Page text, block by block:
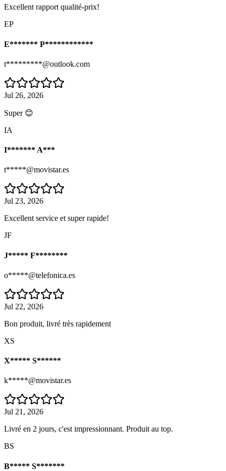
Excellent rapport qualité-prix!
EP
E******* P************
t*********@outlook.com
Jul 26, 2026
Super 😊
IA
I******* A***
t*****@movistar.es
Jul 23, 2026
Excellent service et super rapide!
JF
J***** F********
o*****@telefonica.es
Jul 22, 2026
Bon produit, livré très rapidement
XS
X***** S******
k*****@movistar.es
Jul 21, 2026
Livré en 2 jours, c'est impressionnant. Produit au top.
BS
B***** S*******